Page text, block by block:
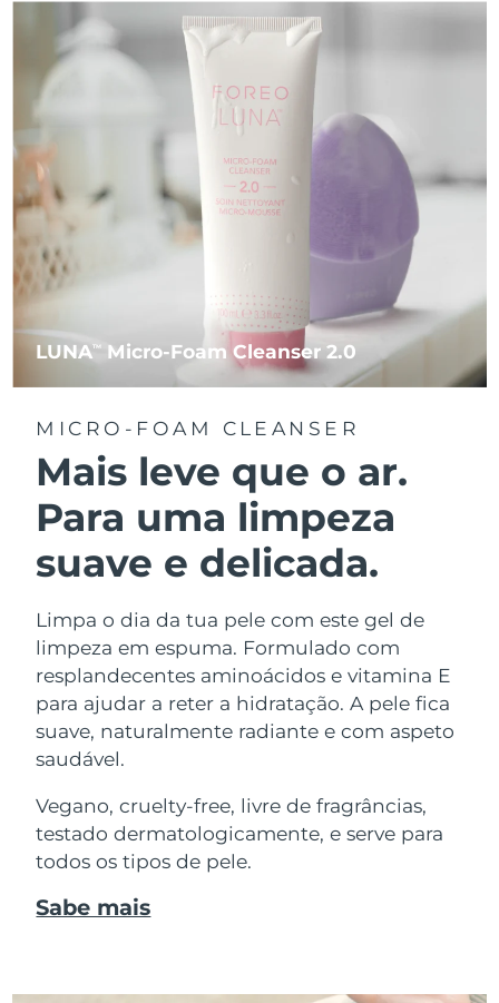
LUNATM Micro-Foam Cleanser 2.0
MICRO-FOAM CLEANSER
Mais leve que o ar.
Para uma limpeza
suave e delicada.
Limpa o dia da tua pele com este gel de
limpeza em espuma. Formulado com
resplandecentes aminoácidos e vitamina E
para ajudar a reter a hidratação. A pele fica
suave, naturalmente radiante e com aspeto
saudável.
Vegano, cruelty-free, livre de fragrâncias,
testado dermatologicamente, e serve para
todos os tipos de pele.
Sabe mais